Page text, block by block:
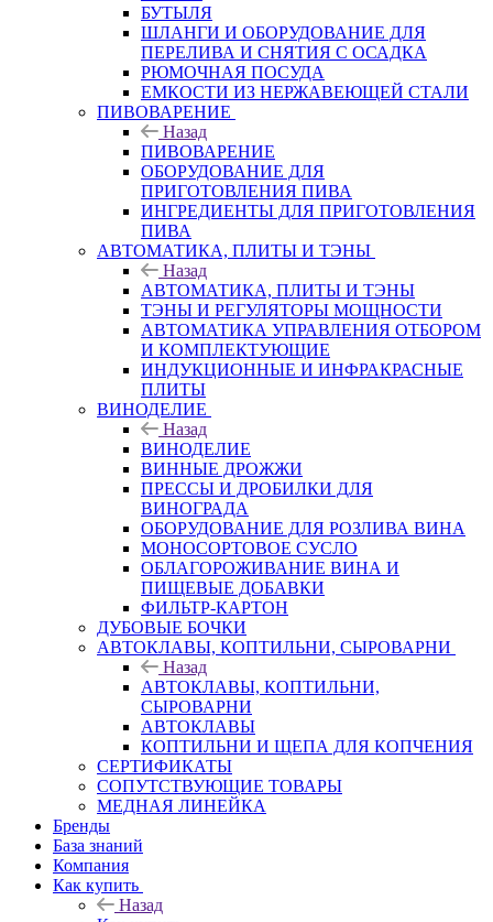
БУТЫЛЯ
ШЛАНГИ И ОБОРУДОВАНИЕ ДЛЯ
ПЕРЕЛИВА И СНЯТИЯ С ОСАДКА
РЮМОЧНАЯ ПОСУДА
ЕМКОСТИ ИЗ НЕРЖАВЕЮЩЕЙ СТАЛИ
ПИВОВАРЕНИЕ
Назад
ПИВОВАРЕНИЕ
ОБОРУДОВАНИЕ ДЛЯ
ПРИГОТОВЛЕНИЯ ПИВА
ИНГPЕДИЕНТЫ ДЛЯ ПРИГОТОВЛЕНИЯ
ПИВА
АВТОМАТИКА, ПЛИТЫ И ТЭНЫ
Назад
АВТОМАТИКА, ПЛИТЫ И ТЭНЫ
ТЭНЫ И РЕГУЛЯТОРЫ МОЩНОСТИ
АВТОМАТИКА УПРАВЛЕНИЯ ОТБОРОМ
И КОМПЛЕКТУЮЩИЕ
ИНДУКЦИОННЫЕ И ИНФРАКРАСНЫЕ
ПЛИТЫ
ВИНОДЕЛИЕ
Назад
ВИНОДЕЛИЕ
ВИННЫЕ ДРОЖЖИ
ПРЕССЫ И ДРОБИЛКИ ДЛЯ
ВИНОГРАДА
ОБОРУДОВАНИЕ ДЛЯ РОЗЛИВА ВИНА
МОНОСОРТОВОЕ СУСЛО
ОБЛАГОРОЖИВАНИЕ ВИНА И
ПИЩЕВЫЕ ДОБАВКИ
ФИЛЬТР-КАРТОН
ДУБОВЫЕ БОЧКИ
АВТОКЛАВЫ, КОПТИЛЬНИ, СЫРОВАРНИ
Назад
АВТОКЛАВЫ, КОПТИЛЬНИ,
СЫРОВАРНИ
АВТОКЛАВЫ
КОПТИЛЬНИ И ЩЕПА ДЛЯ КОПЧЕНИЯ
СЕРТИФИКАТЫ
СОПУТСТВУЮЩИЕ ТОВАРЫ
МЕДНАЯ ЛИНЕЙКА
Бренды
База знаний
Компания
Как купить
Назад